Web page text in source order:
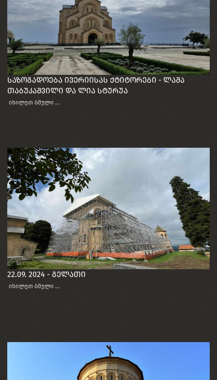
საზოგადოება ივერიისას ქტიტორები - ლაშა
თაბუკაშვილი და ლია სტურუა
იხილეთ ბმული ...
22.09. 2024 - გელათი
იხილეთ ბმული ...